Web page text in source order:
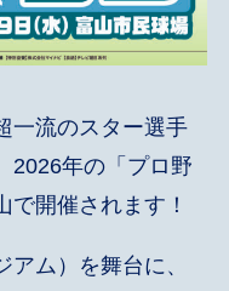
一流のスター選手
2026年の「プロ野
開催されます！
ム）を舞台に、